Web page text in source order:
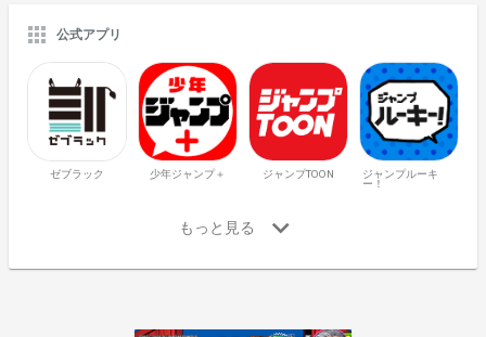
公式アプリ
ゼブラック 少年ジャンプ＋ ジャンプTOON
ジャンプルーキ
ー！